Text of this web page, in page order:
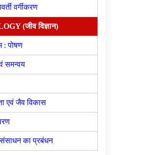
वर्गीकरण
(जीव विज्ञान)
: पोषण
समन्वय
एवं जैव विकास
का प्रबंधन